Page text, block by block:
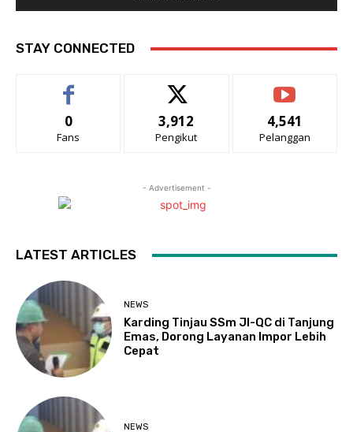
STAY CONNECTED
0
Fans
3,912
Pengikut
4,541
Pelanggan
- Advertisement -
LATEST ARTICLES
NEWS
Karding Tinjau SSm JI-QC di Tanjung
Emas, Dorong Layanan Impor Lebih
Cepat
NEWS